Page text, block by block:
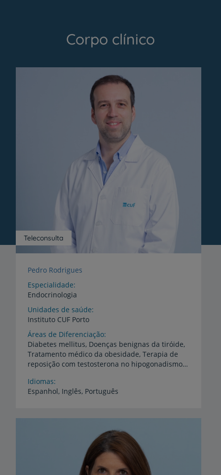
Corpo clínico
Teleconsulta
Pedro Rodrigues
Especialidade
Endocrinologia
Unidades de saúde
Instituto CUF Porto
Áreas de Diferenciação
Diabetes mellitus, Doenças benignas da tiróide,
Tratamento médico da obesidade, Terapia de
reposição com testosterona no hipogonadismo masculino, Recuperação do hipogonadismo induzido por esteróides anabolizantes, Avaliação e tratamento hormonal na pessoa transgénero
Idiomas
Espanhol, Inglês, Português